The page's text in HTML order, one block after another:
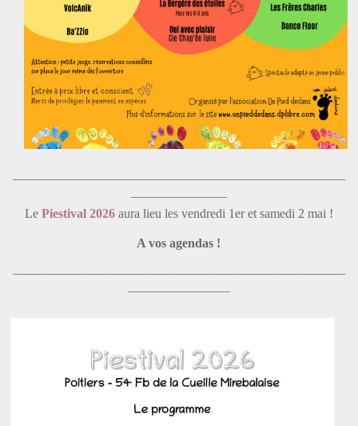
——————————————————————————
———————–
Le Piestival 2026aura lieu les vendredi 1er et samedi 2 mai !
A vos agendas !
——————————————————————————
————————